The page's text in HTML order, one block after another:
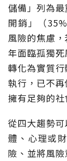
儲備」列為
開銷」（
風險的焦慮
年面臨孤獨
轉化為實質
執行，已不
擁有足夠的社
從四大趨勢
體、心理或
險、並將風